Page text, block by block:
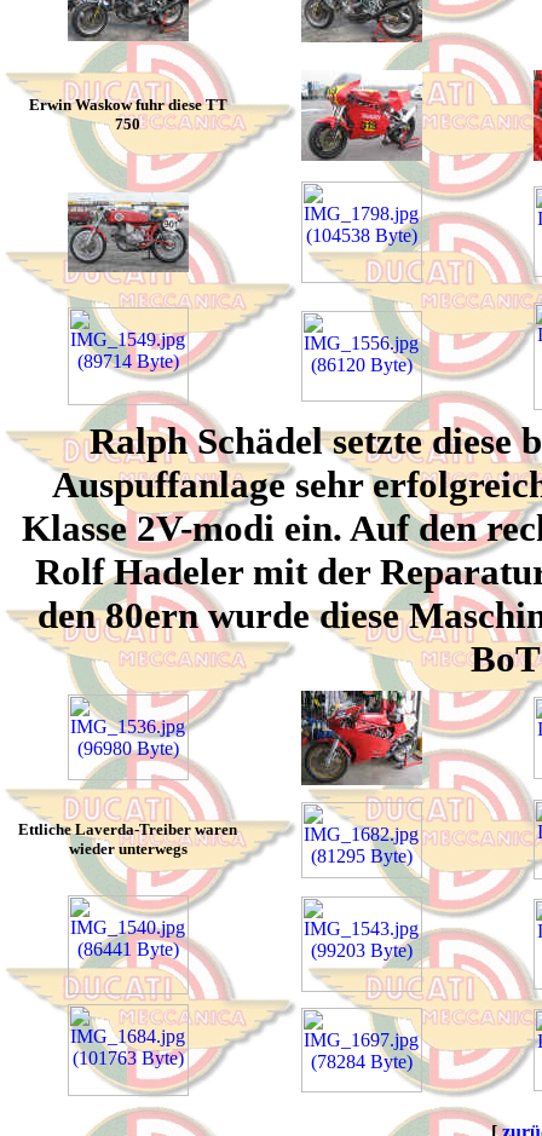
Erwin Waskow fuhr diese TT
750
Ralph Schädel setzte diese
Auspuffanlage sehr
Klasse 2V-modi ein. Auf den
Rolf Hadeler mit der
den 80ern wurde diese
Ettliche Laverda-Treiber waren
wieder unterwegs
[